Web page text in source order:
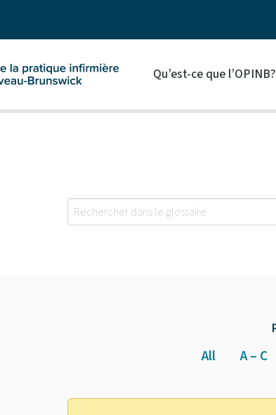
Qu’est-ce que l’OPINB?
All A – C